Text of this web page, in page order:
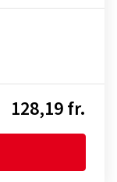
128,19 fr.